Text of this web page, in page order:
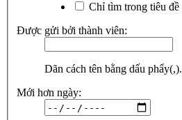
Chỉ tìm trong tiêu đề
Được gửi bởi thành viên:
Dãn cách tên bằng dấu phẩy(,).
Mới hơn ngày: